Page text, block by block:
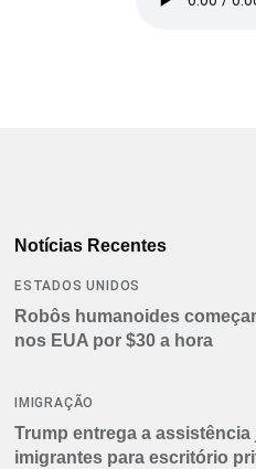
Notícias Recentes
ESTADOS UNIDOS
Robôs humanoides
nos EUA por $30 a hora
IMIGRAÇÃO
Trump entrega a
imigrantes para escritório